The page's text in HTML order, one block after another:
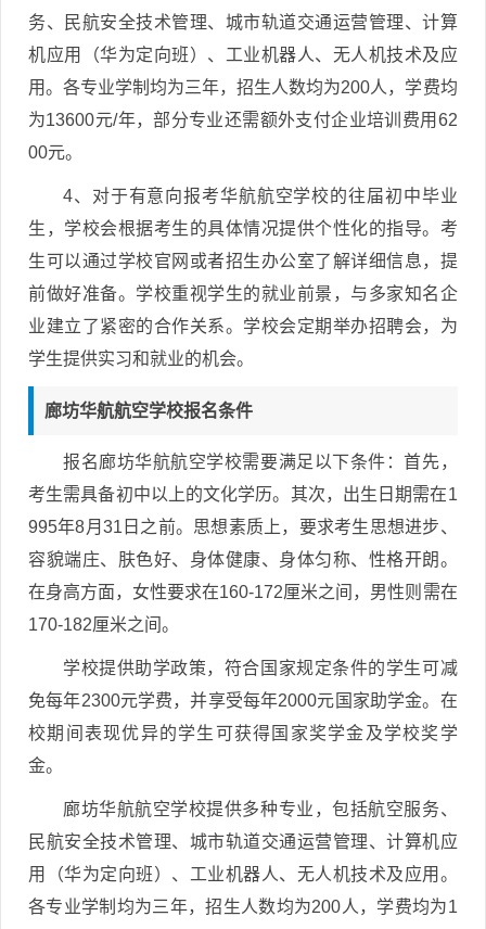
务、民航安全技术管理、城市轨道交通运营管理、计算
机应用（华为定向班）、工业机器人、无人机技术及应
用。各专业学制均为三年，招生人数均为200人，学费均
为13600元/年，部分专业还需额外支付企业培训费用62
00元。
4、对于有意向报考华航航空学校的往届初中毕业
生，学校会根据考生的具体情况提供个性化的指导。考
生可以通过学校官网或者招生办公室了解详细信息，提
前做好准备。学校重视学生的就业前景，与多家知名企
业建立了紧密的合作关系。学校会定期举办招聘会，为
学生提供实习和就业的机会。
廊坊华航航空学校报名条件
报名廊坊华航航空学校需要满足以下条件：首先，
考生需具备初中以上的文化学历。其次，出生日期需在1
995年8月31日之前。思想素质上，要求考生思想进步、
容貌端庄、肤色好、身体健康、身体匀称、性格开朗。
在身高方面，女性要求在160-172厘米之间，男性则需在
170-182厘米之间。
学校提供助学政策，符合国家规定条件的学生可减
免每年2300元学费，并享受每年2000元国家助学金。在
校期间表现优异的学生可获得国家奖学金及学校奖学
金。
廊坊华航航空学校提供多种专业，包括航空服务、
民航安全技术管理、城市轨道交通运营管理、计算机应
用（华为定向班）、工业机器人、无人机技术及应用。
各专业学制均为三年，招生人数均为200人，学费均为1